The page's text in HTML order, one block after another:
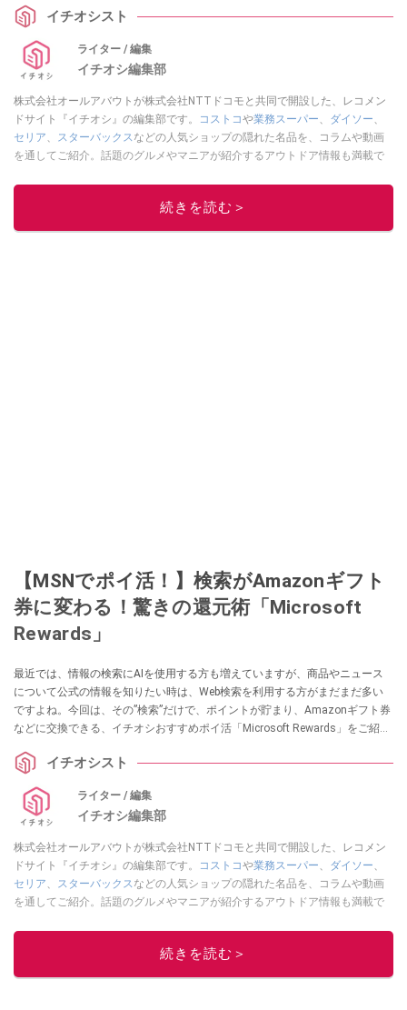
さい。 イチオシスト
ライター / 編集
イチオシ編集部
株式会社オールアバウトが株式会社NTTドコモと共同で開設した、レコメン
ドサイト『イチオシ』の編集部です。
コストコや業務スーパー、 ダイソー、
セリア、 スターバックスなどの人気ショップの隠れた名品を、コラムや動画
を通してご紹介。話題のグルメやマニアが紹介するアウトドア情報も満載で
レビューしています。毎日トレンド情報をお届けしているので、ぜひ
してください！続きを読む＞
【MSNでポイ活！】検索がAmazonギフト
券に変わる！驚きの還元術「Microsoft
Rewards」
最近では、情報の検索にAIを使用する方も増えていますが、商品やニュース
について公式の情報を知りたい時は、Web検索を利用する方がまだまだ多い
ですよね。今回は、その”検索”だけで、ポイントが貯まり、Amazonギフト券
などに交換できる、イチオシおすすめポイ活「Microsoft Rewards」をご紹介
ーザー限定のサービスではないんです！ ぜひこの機会にチェックしてみてく
イチオシスト
ライター / 編集
イチオシ編集部
株式会社オールアバウトが株式会社NTTドコモと共同で開設した、レコメン
ドサイト『イチオシ』の編集部です。
コストコや業務スーパー、 ダイソー、
セリア、 スターバックスなどの人気ショップの隠れた名品を、コラムや動画
を通してご紹介。話題のグルメやマニアが紹介するアウトドア情報も満載で
レビューしています。毎日トレンド情報をお届けしているので、ぜひ
してください！続きを読む＞